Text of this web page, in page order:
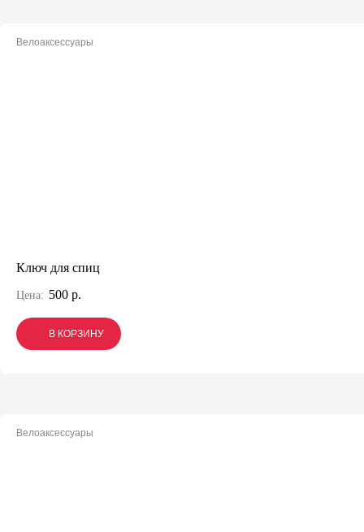
Велоаксессуары
Ключ для спиц
Цена: 500 р.
В КОРЗИНУ
В КОРЗИНУ
В КОРЗИНУ
Велоаксессуары